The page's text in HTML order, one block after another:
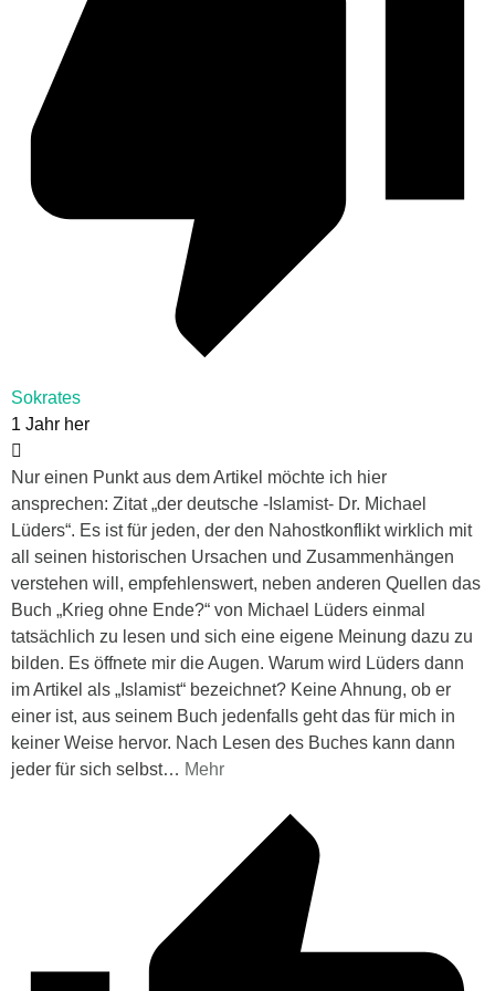
Sokrates
1 Jahr her
Nur einen Punkt aus dem Artikel möchte ich hier
ansprechen: Zitat „der deutsche -Islamist- Dr. Michael
Lüders“. Es ist für jeden, der den Nahostkonflikt wirklich mit
all seinen historischen Ursachen und Zusammenhängen
verstehen will, empfehlenswert, neben anderen Quellen das
Buch „Krieg ohne Ende?“ von Michael Lüders einmal
tatsächlich zu lesen und sich eine eigene Meinung dazu zu
bilden. Es öffnete mir die Augen. Warum wird Lüders dann
im Artikel als „Islamist“ bezeichnet? Keine Ahnung, ob er
einer ist, aus seinem Buch jedenfalls geht das für mich in
keiner Weise hervor. Nach Lesen des Buches kann dann
jeder für sich selbst… Mehr